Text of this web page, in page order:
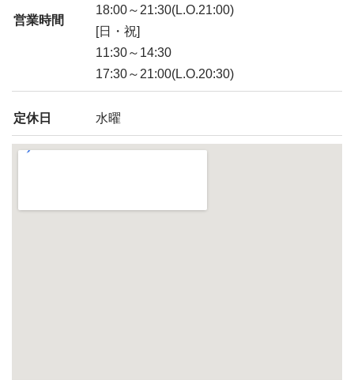
営業時間
18:00～21:30(L.O.21:00)
[日・祝]
11:30～14:30
17:30～21:00(L.O.20:30)
定休日 水曜